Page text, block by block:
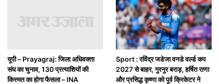
यूपी – Prayagraj: जिला अधिवक्ता
संघ का चुनाव, 130 प्रत्याशियों की
किस्मत का होगा फैसला – INA
Sport : रविंद्र जडेजा वनडे वर्ल्ड कप
2027 से बाहर, गुरनुर बराड़, हर्षित राणा
और प्रसिद्ध कृष्णा को पूर्व क्रिकेटर ने